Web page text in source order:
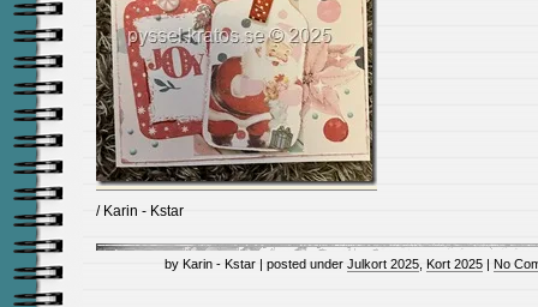
/ Karin - Kstar
by Karin - Kstar | posted under Julkort 2025 Kort 2025 | No